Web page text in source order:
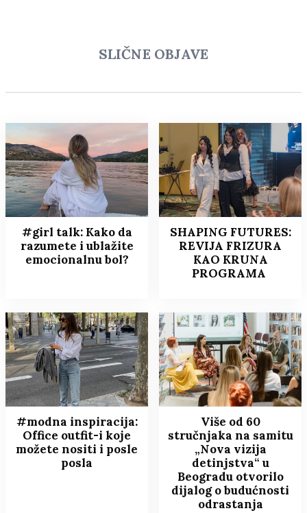
SLIČNE OBJAVE
#girl talk: Kako da
razumete i ublažite
emocionalnu bol?
SHAPING FUTURES:
REVIJA FRIZURA
KAO KRUNA
PROGRAMA
#modna inspiracija:
Office outfit-i koje
možete nositi i posle
posla
Više od 60
stručnjaka na samitu
„Nova vizija
detinjstva“ u
Beogradu otvorilo
dijalog o budućnosti
odrastanja